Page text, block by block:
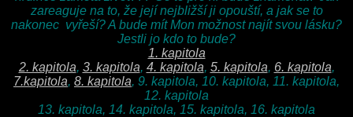
zareaguje na to, že její nejbližší ji opouští, a jak se to
nakonec vyřeší? A bude mít Mon možnost najít svou lásku?
Jestli jo kdo to bude?
1. kapitola
2. kapitola, 3. kapitola, 4. kapitola, 5. kapitola, 6. kapitola,
7.kapitola, 8. kapitola, 9. kapitola, 10. kapitola, 11. kapitola,
12. kapitola
13. kapitola, 14. kapitola, 15. kapitola, 16. kapitola